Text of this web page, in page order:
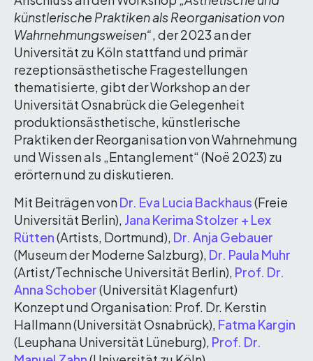
künstlerische Praktiken als Reorganisation von
Wahrnehmungsweisen“, der 2023 an der
Universität zu Köln stattfand und primär
rezeptionsästhetische Fragestellungen
thematisierte, gibt der Workshop an der
Universität Osnabrück die Gelegenheit
produktionsästhetische, künstlerische
Praktiken der Reorganisation von Wahrnehmung
und Wissen als „Entanglement“ (Noë 2023) zu
erörtern und zu diskutieren.
Mit Beiträgen vonDr. Eva Lucia Backhaus(Freie
Universität Berlin), Jana Kerima Stolzer + Lex
Rütten(Artists, Dortmund), Dr. Anja Gebauer
(Museum der Moderne Salzburg), Dr. Paula Muhr
(Artist/Technische Universität Berlin), Prof. Dr.
Anna Schober(Universität Klagenfurt)
Konzept und Organisation: Prof. Dr. Kerstin
Hallmann (Universität Osnabrück), Fatma Kargin
(Leuphana Universität Lüneburg), Prof. Dr.